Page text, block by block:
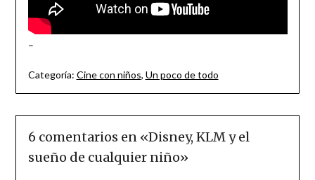
–
Categoría: Cine con niños, Un poco de todo
6 comentarios en «Disney, KLM y el
sueño de cualquier niño»